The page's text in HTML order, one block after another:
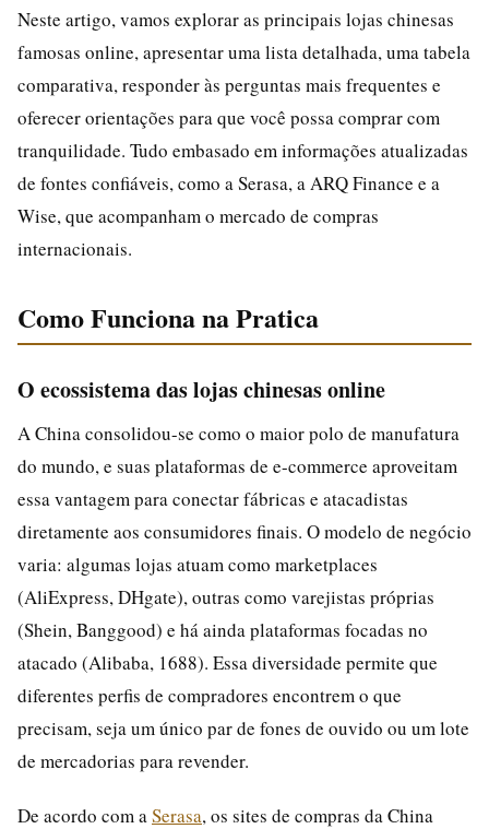
Neste artigo, vamos explorar as principais lojas chinesas
famosas online, apresentar uma lista detalhada, uma tabela
comparativa, responder às perguntas mais frequentes e
oferecer orientações para que você possa comprar com
tranquilidade. Tudo embasado em informações atualizadas
de fontes confiáveis, como a Serasa, a ARQ Finance e a
Wise, que acompanham o mercado de compras
internacionais.
Como Funciona na Pratica
O ecossistema das lojas chinesas online
A China consolidou-se como o maior polo de manufatura
do mundo, e suas plataformas de e-commerce aproveitam
essa vantagem para conectar fábricas e atacadistas
diretamente aos consumidores finais. O modelo de negócio
varia: algumas lojas atuam como marketplaces
(AliExpress, DHgate), outras como varejistas próprias
(Shein, Banggood) e há ainda plataformas focadas no
atacado (Alibaba, 1688). Essa diversidade permite que
diferentes perfis de compradores encontrem o que
precisam, seja um único par de fones de ouvido ou um lote
de mercadorias para revender.
De acordo com a Serasa, os sites de compras da China